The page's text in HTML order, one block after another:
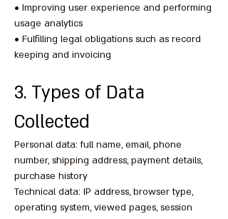
• Improving user experience and performing
usage analytics
• Fulfilling legal obligations such as record
keeping and invoicing
3. Types of Data
Collected
Personal data: full name, email, phone
number, shipping address, payment details,
purchase history
Technical data: IP address, browser type,
operating system, viewed pages, session